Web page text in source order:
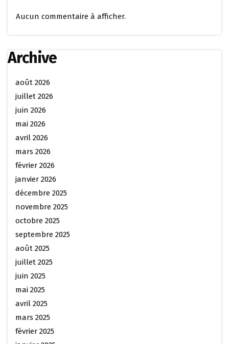
Aucun commentaire à afficher.
Archive
août 2026
juillet 2026
juin 2026
mai 2026
avril 2026
mars 2026
février 2026
janvier 2026
décembre 2025
novembre 2025
octobre 2025
septembre 2025
août 2025
juillet 2025
juin 2025
mai 2025
avril 2025
mars 2025
février 2025